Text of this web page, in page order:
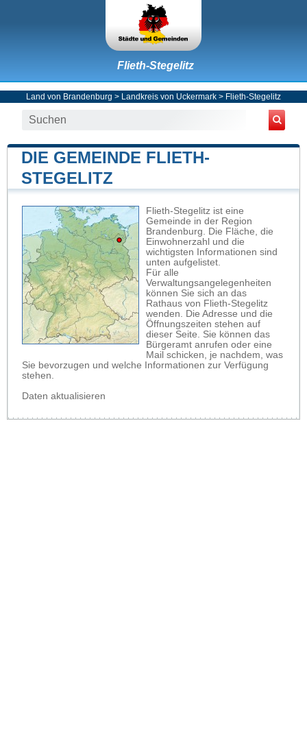
Flieth-Stegelitz
Land von Brandenburg > Landkreis von Uckermark > Flieth-Stegelitz
DIE GEMEINDE FLIETH-
STEGELITZ
Flieth-Stegelitz ist eine
Gemeinde in der Region
Brandenburg. Die Fläche, die
Einwohnerzahl und die
wichtigsten Informationen sind
unten aufgelistet.
Für alle
Verwaltungsangelegenheiten
können Sie sich an das
Rathaus von Flieth-Stegelitz
wenden. Die Adresse und die
Öffnungszeiten stehen auf
dieser Seite. Sie können das
Bürgeramt anrufen oder eine
Mail schicken, je nachdem, was
Sie bevorzugen und welche Informationen zur Verfügung
stehen.
Daten aktualisieren